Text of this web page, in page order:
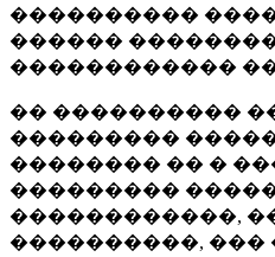
����������
������
������������
�� ����������
���������
�������� �� �
���������
������������,
����������, ���